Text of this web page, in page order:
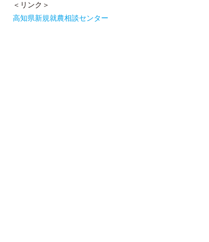
＜リンク＞
高知県新規就農相談センター